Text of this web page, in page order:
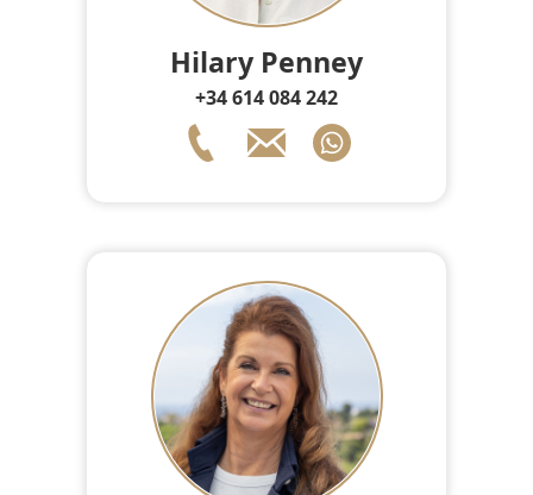
Hilary Penney
+34 614 084 242